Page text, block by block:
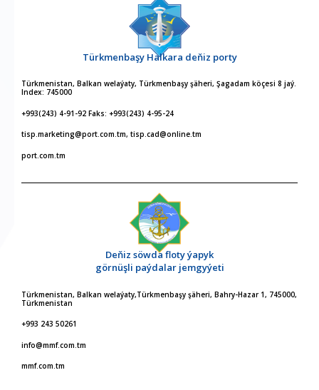
Türkmenbaşy Halkara deňiz porty
Türkmenistan, Balkan welaýaty, Türkmenbaşy şäheri, Şagadam köçesi 8 jaý.
Index: 745000
+993(243) 4-91-92 Faks: +993(243) 4-95-24
tisp.marketing@port.com.tm, tisp.cad@online.tm
port.com.tm
Deňiz söwda floty ýapyk
görnüşli paýdalar jemgyýeti
Türkmenistan, Balkan welaýaty,Türkmenbaşy şäheri, Bahry-Hazar 1, 745000,
Türkmenistan
+993 243 50261
info@mmf.com.tm
mmf.com.tm